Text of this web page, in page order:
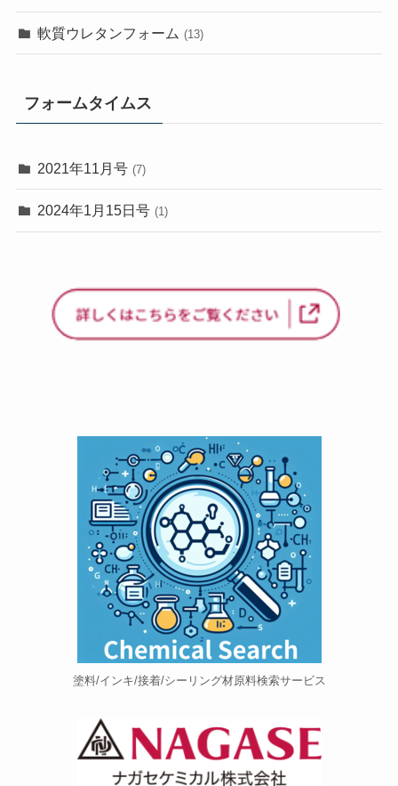
軟質ウレタンフォーム (13)
フォームタイムス
2021年11月号 (7)
2024年1月15日号 (1)
塗料/インキ/接着/シーリング材原料検索サービス